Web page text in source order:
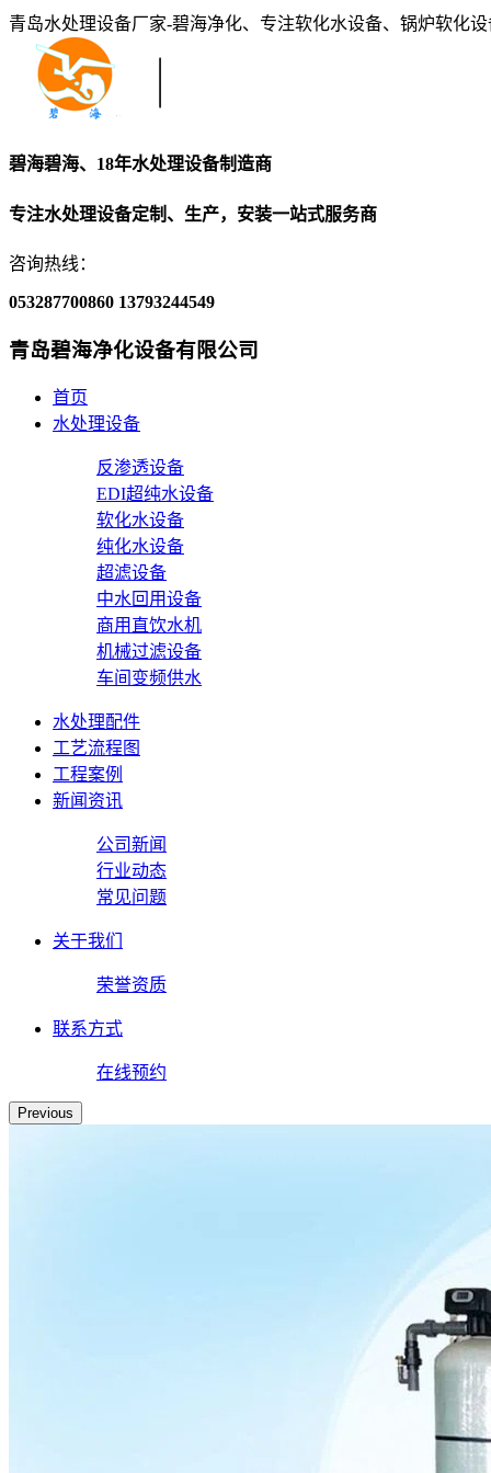
青岛水处理设备厂家-碧海净化、专注软化水设备、锅炉软化
碧海碧海、18年水处理设备制造商
专注水处理设备定制、生产，安装一站式服务商
咨询热线：
053287700860 13793244549
青岛碧海净化设备有限公司
首页
水处理设备
反渗透设备
EDI超纯水设备
软化水设备
纯化水设备
超滤设备
中水回用设备
商用直饮水机
机械过滤设备
车间变频供水
水处理配件
工艺流程图
工程案例
新闻资讯
公司新闻
行业动态
常见问题
关于我们
荣誉资质
联系方式
在线预约
Previous